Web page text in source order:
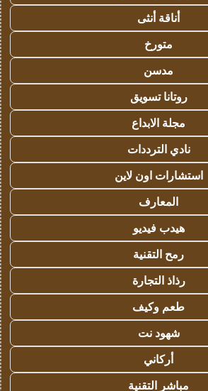
أناقة أنثى
متورخ
مدسن
روتانا تسويق
مجلة الابداع
نادي الترددات
استشارات اون لاين
المعارف
هيدب فيديو
رمح التقنية
رذاذ التجارة
طعم وكيف
شهود نت
أركاني
مباشر التقنية